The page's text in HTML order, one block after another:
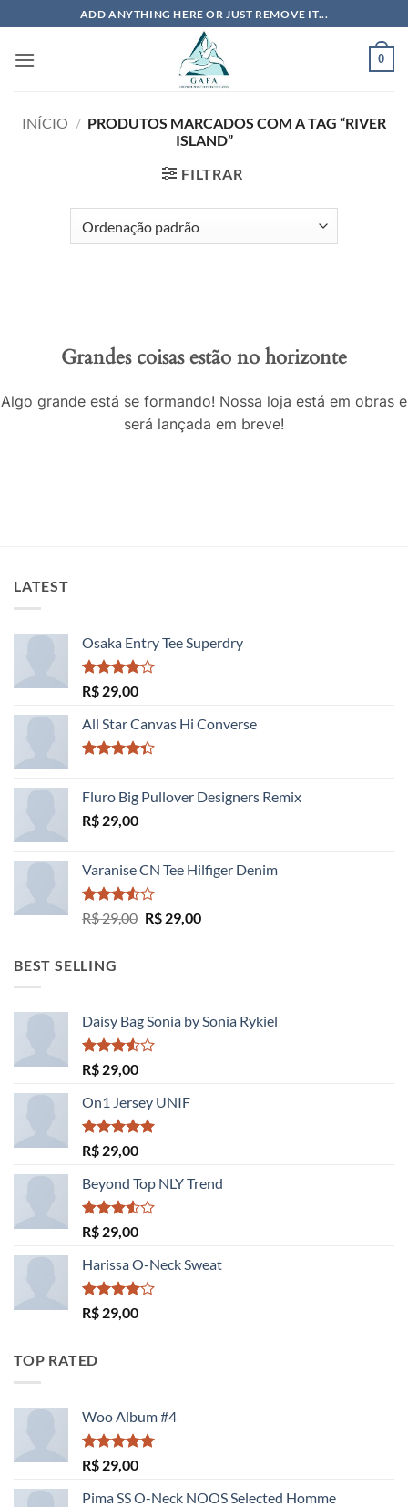
to
content
ADD ANYTHING HERE OR JUST REMOVE IT...
0
INÍCIO / PRODUTOS MARCADOS COM A TAG “RIVER
ISLAND”
FILTRAR
Grandes coisas estão no horizonte
Algo grande está se formando! Nossa loja está em obras e
será lançada em breve!
LATEST
Osaka Entry Tee Superdry
Avaliação
4.00
de
5
R$ 29,00
All Star Canvas Hi Converse
Fluro Big Pullover Designers Remix
R$ 29,00
Varanise CN Tee Hilfiger Denim
Avaliação
3.50
de
R$29,00 O
R$29,00O
BEST SELLING
Daisy Bag Sonia by Sonia Rykiel
Avaliação
3.50
de
5
R$ 29,00
On1 Jersey UNIF
Avaliação
5.00
de 5
R$ 29,00
Beyond Top NLY Trend
Avaliação
3.50
de
5
R$ 29,00
Harissa O-Neck Sweat
Avaliação
4.00
de
R$ 29,00
TOP RATED
Woo Album #4
Avaliação
5.00
de 5
R$ 29,00
Pima SS O-Neck NOOS Selected Homme